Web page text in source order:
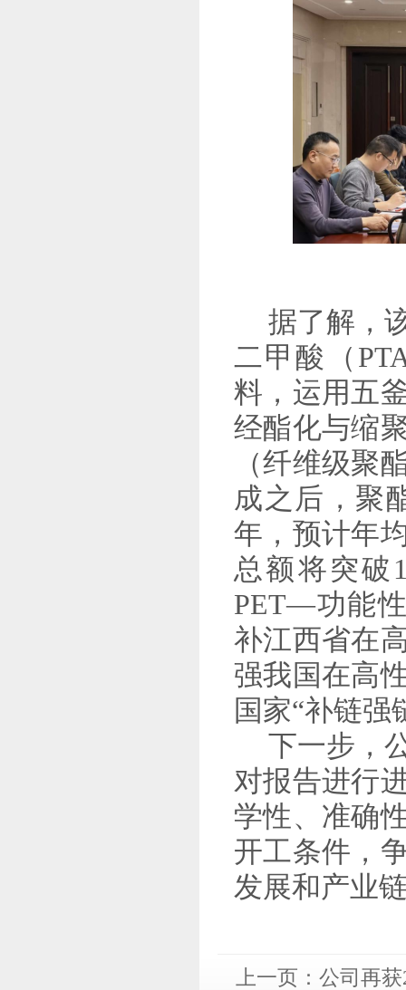
据了解，
二甲酸（
料，运用五
经酯化与缩
（纤维级聚
成之后，聚
年，预计年
总额将突破
PET—功能
补江西省在
强我国在高
国家“补链强
下一步，
对报告进行
学性、准确
开工条件，
发展和产业
上一页： 公司再